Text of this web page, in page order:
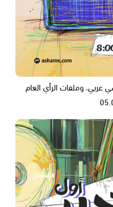
عربي، وملفات الرأي العام